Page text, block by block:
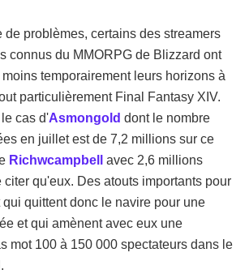
de problèmes, certains des streamers
connus du MMORPG de Blizzard ont
temporairement leurs horizons à
particulièrement Final Fantasy XIV.
cas d'Asmongold dont le nombre
en juillet est de 7,2 millions sur ce
Richwcampbell
avec 2,6 millions
citer qu'eux. Des atouts importants pour
qui quittent donc le navire pour une
et qui amènent avec eux une
mot 100 à 150 000 spectateurs dans le